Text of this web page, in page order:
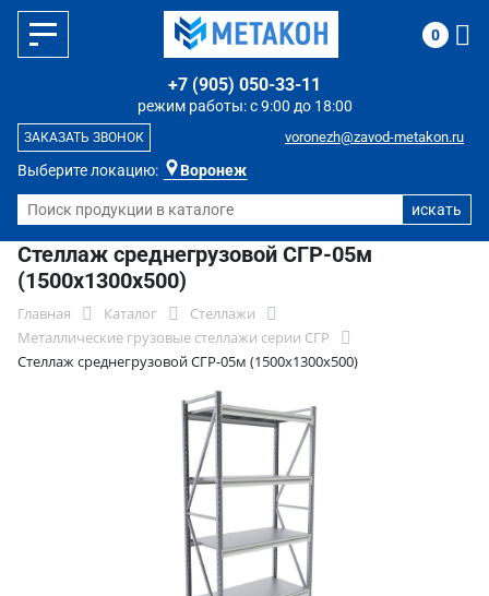
Выберите локацию: Воронеж
режим работы: с 9:00 до 18:00
+7 (905) 050-33-11
voronezh@zavod-metakon.ru
ЗАКАЗАТЬ ЗВОНОК
0
Стеллаж среднегрузовой СГР-05м
(1500х1300х500)
Главная Каталог
Стеллажи
Металлические грузовые стеллажи серии СГР
Стеллаж среднегрузовой СГР-05м (1500х1300х500)